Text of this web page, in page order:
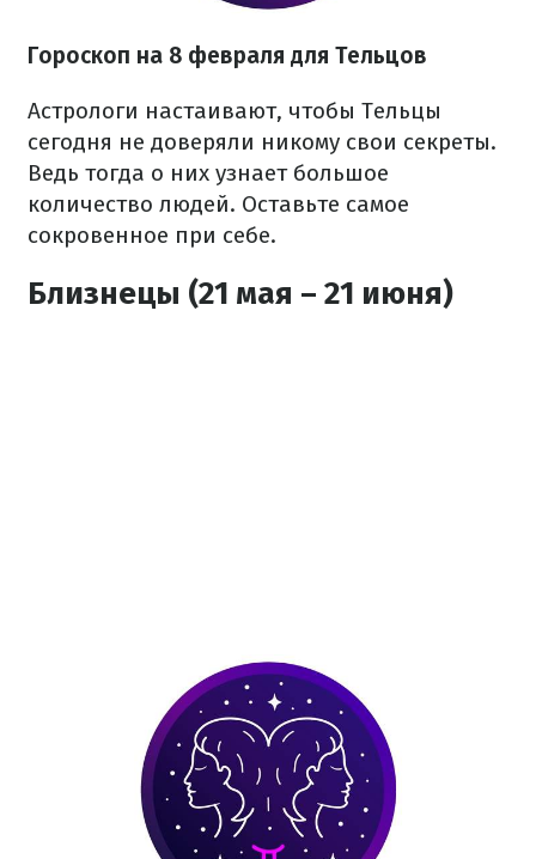
Гороскоп на 8 февраля для Тельцов
Астрологи настаивают, чтобы Тельцы
сегодня не доверяли никому свои секреты.
Ведь тогда о них узнает большое
количество людей. Оставьте самое
сокровенное при себе.
Близнецы (21 мая – 21 июня)